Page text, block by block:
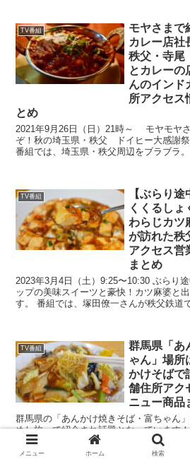
TV番組
モヤさまで
カレー店社
秩父・寺尾
とカレーの
んのインド
所アクセス
とめ
2021年9月26日（日）21時～ モヤモヤ
ぞ！秋の埼玉県・秩父 ドイヒー大感謝
番組では、埼玉県・秩父周辺をブラブラ
TV番組
【ぶらり
くくるしょ
わらじカツ
が訪れた秩
アクセス営
まとめ
2023年3月4日（土）9:25〜10:30 ぶらり
ップの美味スイーツと豪快！カツ麻婆と
す。 番組では、塚田僚一さんが秩父鉄道
TV番組
群馬県「あ
ゃん」場所
かけそばで
舗住所アク
ニュー商品
群馬県の「あんかけ焼きそば・富ちゃん
めし旅」で紹介され話題となっています
そばで注目の群馬県安中市大竹「あんか
細が気になったので、店舗住所・場所ア
メニュー ホーム 検索